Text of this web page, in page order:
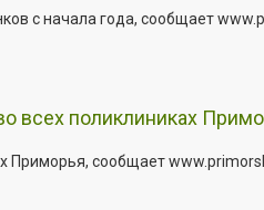
с начала года, сообщает
всех поликлиниках
сообщает